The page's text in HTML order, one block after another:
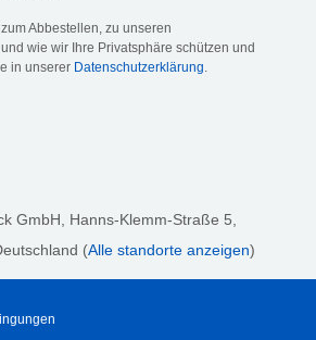
Abbestellen, zu unseren
wie wir Ihre Privatsphäre schützen und
in unserer Datenschutzerklärung.
GmbH, Hanns-Klemm-Straße 5
(Alle standorte anzeigen)